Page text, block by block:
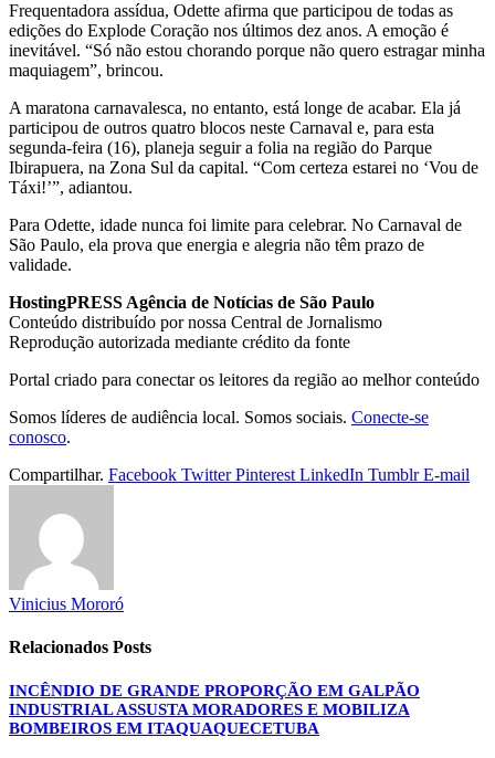
Frequentadora assídua, Odette afirma que participou de todas as
edições do Explode Coração nos últimos dez anos. A emoção é
inevitável. “Só não estou chorando porque não quero estragar minha
maquiagem”, brincou.
A maratona carnavalesca, no entanto, está longe de acabar. Ela já
participou de outros quatro blocos neste Carnaval e, para esta
segunda-feira (16), planeja seguir a folia na região do Parque
Ibirapuera, na Zona Sul da capital. “Com certeza estarei no ‘Vou de
Táxi!’”, adiantou.
Para Odette, idade nunca foi limite para celebrar. No Carnaval de
São Paulo, ela prova que energia e alegria não têm prazo de
validade.
HostingPRESS Agência de Notícias de São Paulo
Conteúdo distribuído por nossa Central de Jornalismo
Reprodução autorizada mediante crédito da fonte
Portal criado para conectar os leitores da região ao melhor conteúdo
Somos líderes de audiência local. Somos sociais. Conecte-se
conosco.
Compartilhar. Facebook Twitter Pinterest LinkedIn Tumblr E-mail
Vinicius Mororó
Relacionados Posts
INCÊNDIO DE GRANDE PROPORÇÃO EM GALPÃO
INDUSTRIAL ASSUSTA MORADORES E MOBILIZA
BOMBEIROS EM ITAQUAQUECETUBA